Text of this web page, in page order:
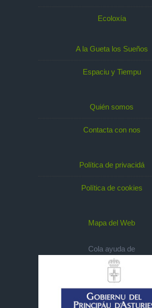
Ecoloxía
A la Gueta los Sueños
Espaciu y Tiempu
Quién somos
Contacta con nos
Política de privacidá
Política de cookies
Mapa del Web
Cola ayuda de